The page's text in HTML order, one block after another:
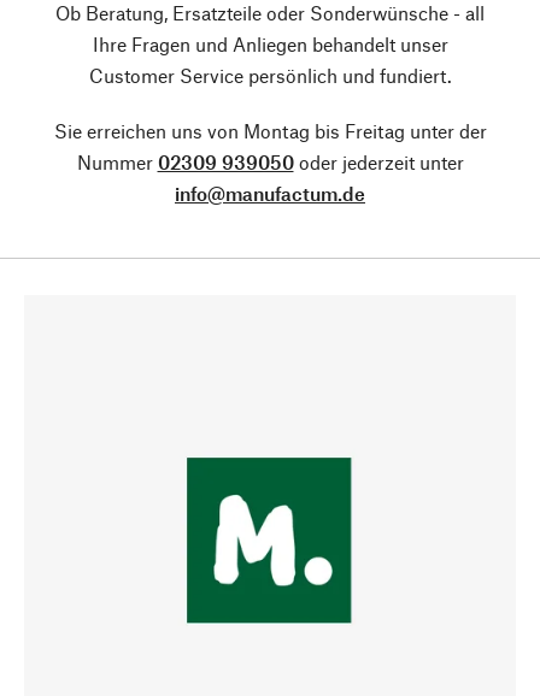
Ob Beratung, Ersatzteile oder Sonderwünsche - all
Ihre Fragen und Anliegen behandelt unser
Customer Service persönlich und fundiert.
Sie erreichen uns von Montag bis Freitag unter der
Nummer 02309 939050oder jederzeit unter
info@manufactum.de